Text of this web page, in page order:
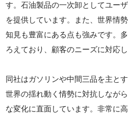
す。石油製品の一次卸としてユー
を提供しています。また、世界情
知見も豊富にある点も強みです。
ろえており、顧客のニーズに対応し
同社はガソリンや中間三品を主と
世界の揺れ動く情勢に対抗しなが
な変化に直面しています。非常に